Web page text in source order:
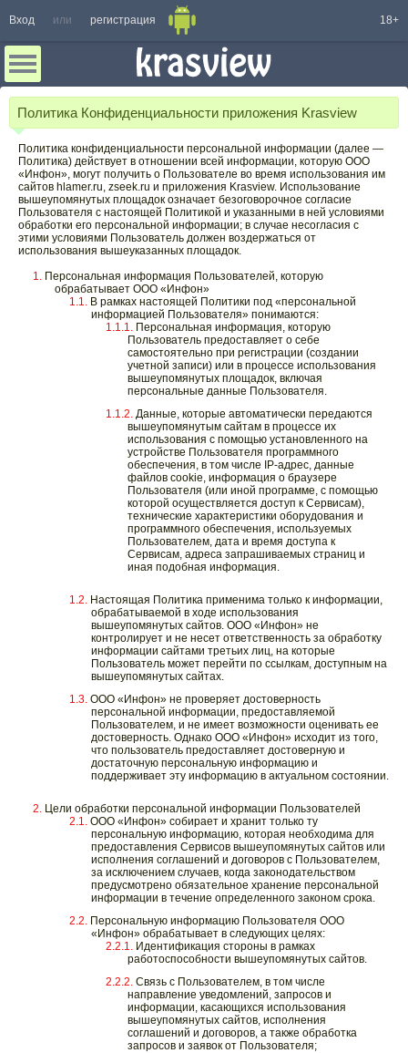
Вход или регистрация 18+
Политика Конфиденциальности приложения Krasview
Политика конфиденциальности персональной информации (далее —
Политика) действует в отношении всей информации, которую ООО
«Инфон», могут получить о Пользователе во время использования им
сайтов hlamer.ru, zseek.ru и приложения Krasview. Использование
вышеупомянутых площадок означает безоговорочное согласие
Пользователя с настоящей Политикой и указанными в ней условиями
обработки его персональной информации; в случае несогласия с
этими условиями Пользователь должен воздержаться от
использования вышеуказанных площадок.
Персональная информация Пользователей, которую
обрабатывает ООО «Инфон»
В рамках настоящей Политики под «персональной
информацией Пользователя» понимаются:
Персональная информация, которую
Пользователь предоставляет о себе
самостоятельно при регистрации (создании
учетной записи) или в процессе использования
вышеупомянутых площадок, включая
персональные данные Пользователя.
Данные, которые автоматически передаются
вышеупомянутым сайтам в процессе их
использования с помощью установленного на
устройстве Пользователя программного
обеспечения, в том числе IP-адрес, данные
файлов cookie, информация о браузере
Пользователя (или иной программе, с помощью
которой осуществляется доступ к Сервисам),
технические характеристики оборудования и
программного обеспечения, используемых
Пользователем, дата и время доступа к
Сервисам, адреса запрашиваемых страниц и
иная подобная информация.
Настоящая Политика применима только к информации,
обрабатываемой в ходе использования
вышеупомянутых сайтов. ООО «Инфон» не
контролирует и не несет ответственность за обработку
информации сайтами третьих лиц, на которые
Пользователь может перейти по ссылкам, доступным на
вышеупомянутых сайтах.
ООО «Инфон» не проверяет достоверность
персональной информации, предоставляемой
Пользователем, и не имеет возможности оценивать ее
достоверность. Однако ООО «Инфон» исходит из того,
что пользователь предоставляет достоверную и
достаточную персональную информацию и
поддерживает эту информацию в актуальном состоянии.
Цели обработки персональной информации Пользователей
ООО «Инфон» собирает и хранит только ту
персональную информацию, которая необходима для
предоставления Сервисов вышеупомянутых сайтов или
исполнения соглашений и договоров с Пользователем,
за исключением случаев, когда законодательством
предусмотрено обязательное хранение персональной
информации в течение определенного законом срока.
Персональную информацию Пользователя ООО
«Инфон» обрабатывает в следующих целях:
Идентификация стороны в рамках
работоспособности вышеупомянутых сайтов.
Связь с Пользователем, в том числе
направление уведомлений, запросов и
информации, касающихся использования
вышеупомянутых сайтов, исполнения
соглашений и договоров, а также обработка
запросов и заявок от Пользователя;